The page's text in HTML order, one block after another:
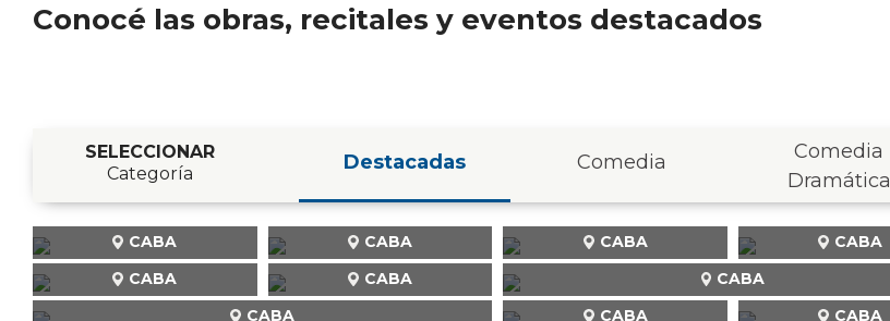
Conocé las obras, recitales y eventos destacados
SELECCIONAR
Categoría
Destacadas Comedia
Comedia
Dramática
CABA CABA CABA CABA
CABA
CABA CABA
CABA
CABA CABA